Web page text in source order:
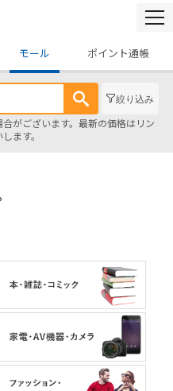
モール ポイント通帳
絞り込み
がございます。最新の価格はリン
ます。